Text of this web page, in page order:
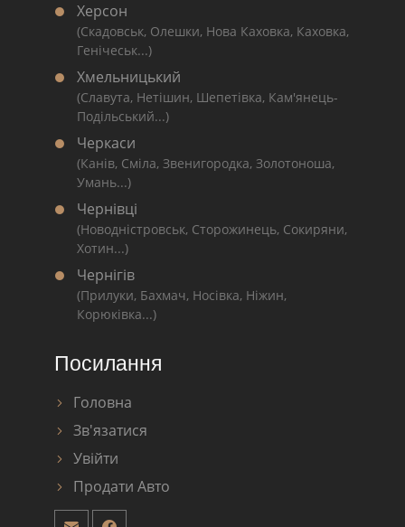
Херсон
(Скадовськ, Олешки, Нова Каховка, Каховка,
Генічеськ...)
Хмельницький
(Славута, Нетішин, Шепетівка, Кам'янець-
Подільський...)
Черкаси
(Канів, Сміла, Звенигородка, Золотоноша,
Умань...)
Чернівці
(Новодністровськ, Сторожинець, Сокиряни,
Хотин...)
Чернігів
(Прилуки, Бахмач, Носівка, Ніжин,
Корюківка...)
Посилання
Головна
Зв'язатися
Увійти
Продати Авто